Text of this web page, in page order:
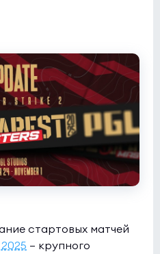
стартовых матчей
— крупного